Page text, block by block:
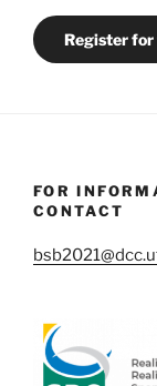
Register for
FOR
CONTACT